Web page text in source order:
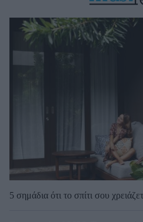
5 σημάδια ότι το σπίτι σου